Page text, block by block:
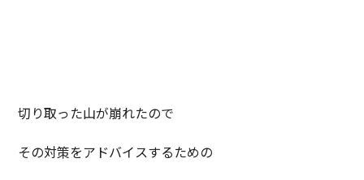
切り取った山が崩れたので
その対策をアドバイスするための